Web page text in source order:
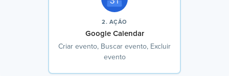
2. AÇÃO
Google Calendar
Criar evento, Buscar evento, Excluir
evento